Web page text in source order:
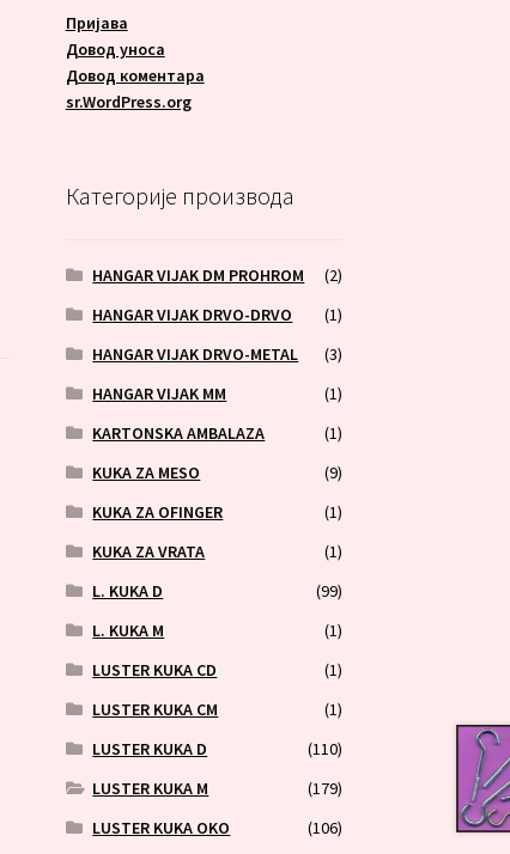
Пријава
Довод уноса
Довод коментара
sr.WordPress.org
Категорије производа
HANGAR VIJAK DM PROHROM
(2)
HANGAR VIJAK DRVO-DRVO
(1)
HANGAR VIJAK DRVO-METAL
(3)
HANGAR VIJAK MM
(1)
KARTONSKA AMBALAZA
(1)
KUKA ZA MESO
(9)
KUKA ZA OFINGER
(1)
KUKA ZA VRATA
(1)
L. KUKA D
(99)
L. KUKA M
(1)
LUSTER KUKA CD
(1)
LUSTER KUKA CM
(1)
LUSTER KUKA D
(110)
LUSTER KUKA M
(179)
LUSTER KUKA OKO
(106)